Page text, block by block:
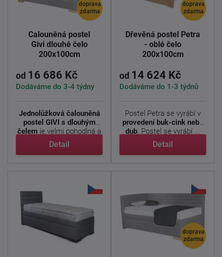
doprava
zdarma
Čalouněná postel
Givi dlouhé čelo
200x100cm
od 16 686 Kč
Dodáváme do 3-4 týdny
Jednolůžková čalouněná
postel GIVI s dlouhým
čelem je velmi pohodlná a
...
Detail
doprava
zdarma
Dřevěná postel Petra
- oblé čelo
200x100cm
od 14 624 Kč
Dodáváme do 1-3 týdnů
Postel Petra se vyrábí v
provedení buk-cink nebo
dub. Postel se vyrábí ...
Detail
doprava
zdarma